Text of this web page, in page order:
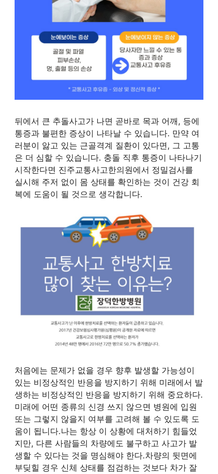
뒤에서 큰 추돌사고가 나면 곧바로 목과 어깨, 등에
통증과 불편한 증상이 나타날 수 있습니다. 만약 여
러분이 앓고 있는 근골격계 질환이 있다면, 그 고통
은 더 심할 수 있습니다. 충돌 직후 통증이 나타나기
시작한다면 진주교통사고한의원에서 정밀검사를
실시해 주저 없이 몸 상태를 확인하는 것이 건강 회
복에 도움이 될 것으로 생각합니다.
처음에는 문제가 없을 경우 향후 발생할 가능성이
있는 비정상적인 반응을 방지하기 위해 미래에서 발
생하는 비정상적인 반응을 방지하기 위해 중요하다.
미래에 어떤 종류의 신경 쓰지 않으면 병원에 입원
또는 그렇지 않을지 여부를 고려해 볼 수 있도록 도
움이 됩니다.나는 항상 이 상황에 대처하기 힘들었
지만, 다른 사람들의 차량에도 불구하고 사고가 발
생할 수 있다는 것을 명심해야 한다.차량의 뒷면에
부딪힐 경우 신체 상태를 점검하는 것보다 차가 잘